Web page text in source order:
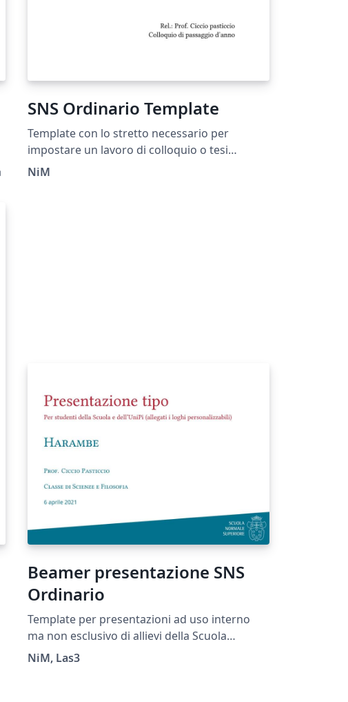
SNS Ordinario Template
Template con lo stretto necessario per
impostare un lavoro di colloquio o tesi
dignitosamente impaginato secondo le
NiM
Beamer presentazione SNS
Ordinario
Template per presentazioni ad uso interno
ma non esclusivo di allievi della Scuola
Normale Superiore di Pisa e dell'Università di
NiM, Las3